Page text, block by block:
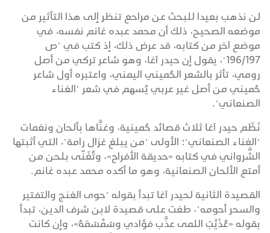
لن نذهب بعيدا للبحث عن مراحع تنظر إلى هذا التأثير من
موضعه الصحيح، ذلك أن محمد عبده غانم نفسه، في
موضع آخر من كتابه، قد عرض ذلك، إذ كتب في "ص
196/197"، يقول إن حيدر آغا، وهو شاعر تركي من أصل
رومي، تأثر بالشعر الحُميني اليمني، واعتبره أول شاعر
حُميني من أصل غير عربي يُسهم في شعر "الغناء
الصنعاني".
نَظَم حيدر آغا ثلاث قصائد حُمينية، وغنَّاها بألحان ونغمات
"الغناء الصنعاني"؛ الأولى "من يبلغ غزال رامة"، التي أثبتها
الشَّرواني في كتابه «حديقة الأفراح»، وتُغَنّى بلحن من
أمتع الألحان الصنعانية، وهو ما أكده محمد عبده غانم.
القصيدة الثانية لحيدر آغا تبدأ بقوله "حوى الغنج والتفتير
والسحر أحومه"، طغت على قصيدة لابن شرف الدين، تبدأ
بقوله «عُذَيْبَ اللمى عذَّب فؤادي وسَمْسَمَهُ»، وإن كانت